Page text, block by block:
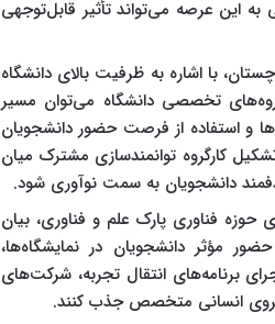
این عرصه می‌تواند تأثیر قابل‌توجهی
با اشاره به ظرفیت بالای دانشگاه
تخصصی دانشگاه می‌توان مسیر
و استفاده از فرصت حضور دانشجویان
کارگروه توانمندسازی مشترک میان
دانشجویان به سمت نوآوری شود.
فناوری پارک علم و فناوری، بیان
مؤثر دانشجویان در نمایشگاه‌ها،
برنامه‌های انتقال تجربه، شرکت‌های
نیروی انسانی متخصص جذب کنند.